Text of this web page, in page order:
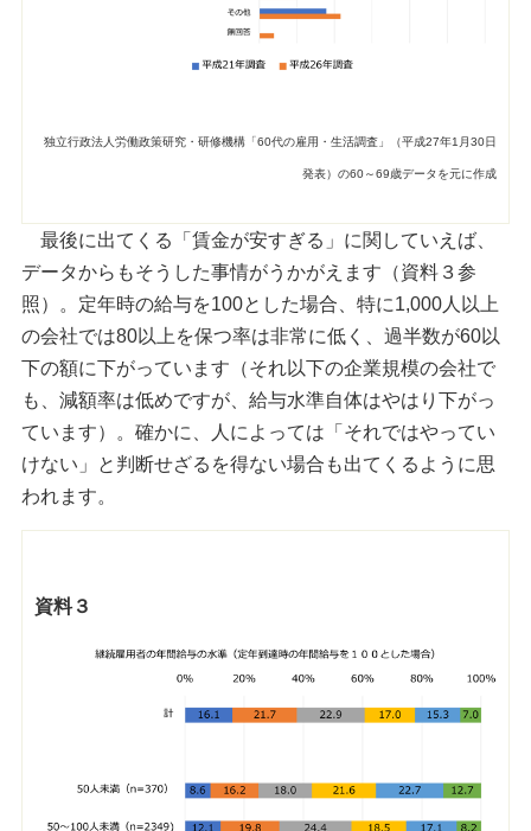
独立行政法人労働政策研究・研修機構「60代の雇用・生活調査」（平成27年1月30日
発表）の60～69歳データを元に作成
最後に出てくる「賃金が安すぎる」に関していえば、
データからもそうした事情がうかがえます（資料３参
照）。定年時の給与を100とした場合、特に1,000人以上
の会社では80以上を保つ率は非常に低く、過半数が60以
下の額に下がっています（それ以下の企業規模の会社で
も、減額率は低めですが、給与水準自体はやはり下がっ
ています）。確かに、人によっては「それではやってい
けない」と判断せざるを得ない場合も出てくるように思
われます。
資料３